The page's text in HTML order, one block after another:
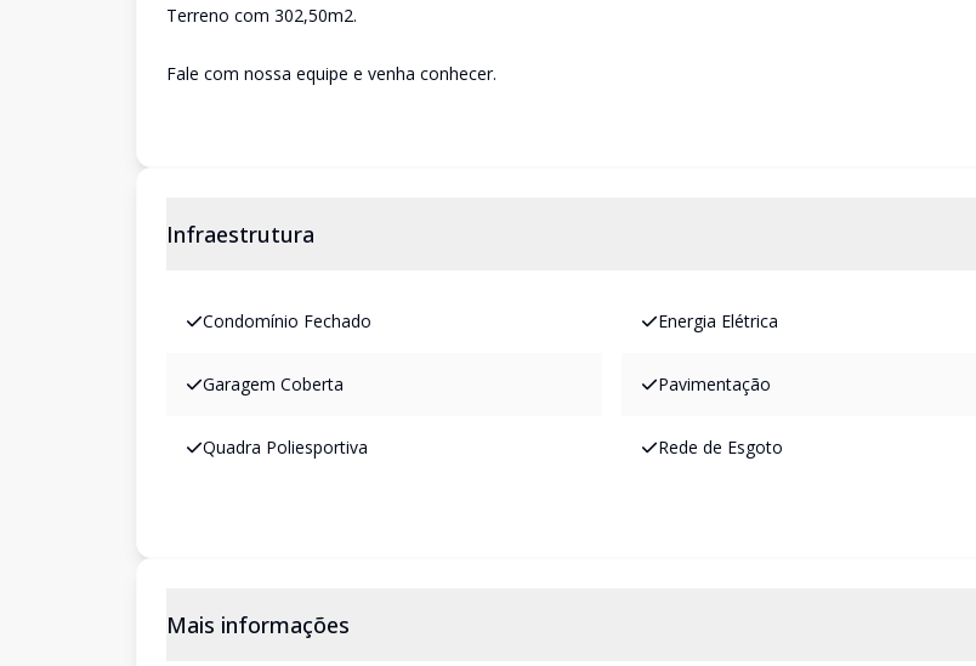
Terreno com 302,50m2.
Fale com nossa equipe e venha conhecer.
Infraestrutura
Condomínio Fechado Energia Elétrica
Garagem Coberta Pavimentação
Quadra Poliesportiva Rede de Esgoto
Mais informações